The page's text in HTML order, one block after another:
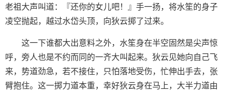
老祖大声叫道：『还你的女儿吧！』手一扬，将水笙的身子
凌空抛起，越过水岱头顶，向狄云掷了过来。
这一下谁都大出意料之外，水笙身在半空固然是尖声惊
呼，旁人也是不约而同的一齐大叫起来。狄云见她向自己飞
来，势道劲急，若不接住，只怕落地受伤，忙伸出手去，张
臂抱住。这一掷力道本重，幸好狄云身在马上，大半力道由